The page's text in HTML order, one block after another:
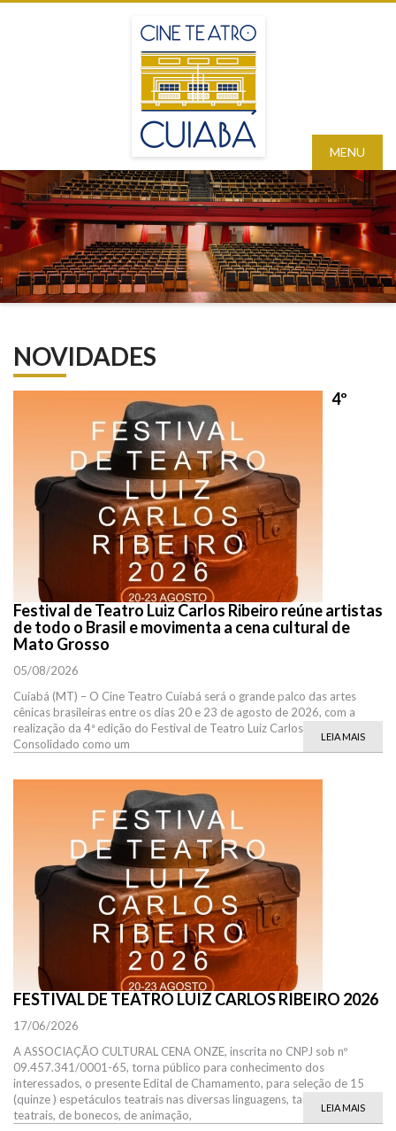
MENU
NOVIDADES
4º
Festival de Teatro Luiz Carlos Ribeiro reúne artistas
de todo o Brasil e movimenta a cena cultural de
Mato Grosso
05/08/2026
Cuiabá (MT) – O Cine Teatro Cuiabá será o grande palco das artes
cênicas brasileiras entre os dias 20 e 23 de agosto de 2026, com a
realização da 4ª edição do Festival de Teatro Luiz Carlos Ribeiro.
Consolidado como um
LEIA MAIS
FESTIVAL DE TEATRO LUIZ CARLOS RIBEIRO 2026
17/06/2026
A ASSOCIAÇÃO CULTURAL CENA ONZE, inscrita no CNPJ sob nº
09.457.341/0001-65, torna público para conhecimento dos
interessados, o presente Edital de Chamamento, para seleção de 15
(quinze ) espetáculos teatrais nas diversas linguagens, tais como: peças
teatrais, de bonecos, de animação,
LEIA MAIS